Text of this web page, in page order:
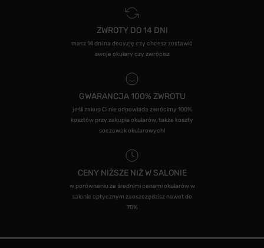
ZWROTY DO 14 DNI
masz 14 dni na decyzję czy chcesz zostawić
swoje okulary czy zwrócisz
GWARANCJA 100% ZWROTU
jeśli zakup Ci nie odpowiada zwrócimy 100%
kosztów przy zakupie okularów, także koszty
soczewek okularowych!
CENY NIŻSZE NIŻ W SALONIE
w porównaniu ze średnimi cenami okularów w
salonie optycznym zaoszczędzisz nawet do
70%